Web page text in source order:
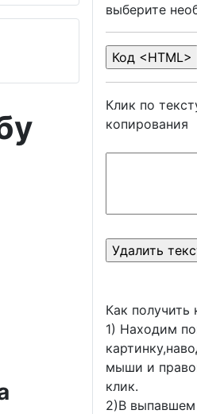
выберите
Клик по
копирования
Как получить
1) Находим
мыши и
клик.
2)В